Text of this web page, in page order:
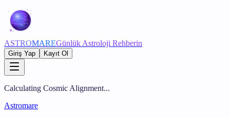
ASTROMAREGünlük Astroloji Rehberin
Giriş Yap Kayıt Ol
Calculating Cosmic Alignment...
Astromare